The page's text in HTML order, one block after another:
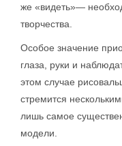
же «видеть»—
творчества.
Особое значение
глаза, руки и
этом случае
стремится
лишь самое
модели.